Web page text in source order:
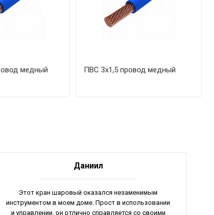
медный ПВС 3х1,5 провод медный
Даниил
Этот кран шаровый оказался незаменимым
инструментом в моем доме. Прост в использовании
и управлении, он отлично справляется со своими